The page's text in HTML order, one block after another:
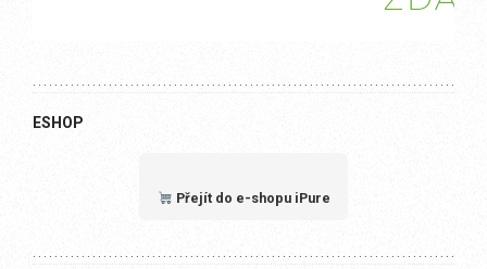
ESHOP
Přejít do e-shopu iPure